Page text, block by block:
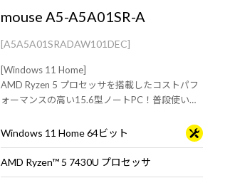
mouse A5-A5A01SR-A
[A5A5A01SRADAW101DEC]
[Windows 11 Home]
AMD Ryzen 5 プロセッサを搭載したコストパフ
ォーマンスの高い15.6型ノートPC！普段使いか
ードPC
Windows 11 Home 64ビット
AMD Ryzen™ 5 7430U プロセッサ